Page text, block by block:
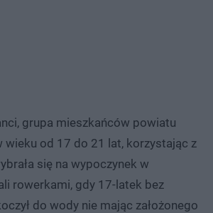
grupa mieszkańców powiatu
wieku od 17 do 21 lat, korzystając z
się na wypoczynek w
rowerkami, gdy 17-latek bez
do wody nie mając założonego